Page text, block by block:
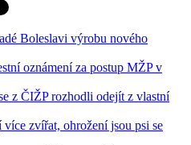
Boleslavi výrobu nového
oznámení za postup MŽP v
z ČIŽP rozhodli odejít z vlastní
zvířat, ohrožení jsou psi se